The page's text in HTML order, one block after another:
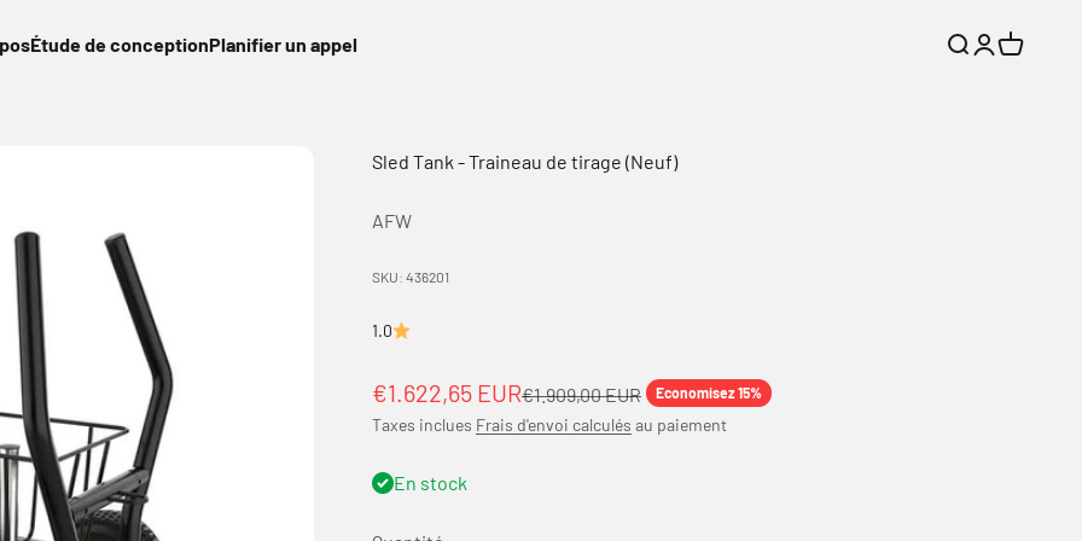
Étude de conceptionPlanifier un appel Recherche
Connexion
Panier
Sled Tank - Traineau de tirage (Neuf)
AFW
SKU: 436201
1.0
Prix de vente
€1.622,65 EURPrix normal
€1.909,00 EUR Economisez 15%
Taxes inclues Frais d'envoi calculés au paiement
En stock